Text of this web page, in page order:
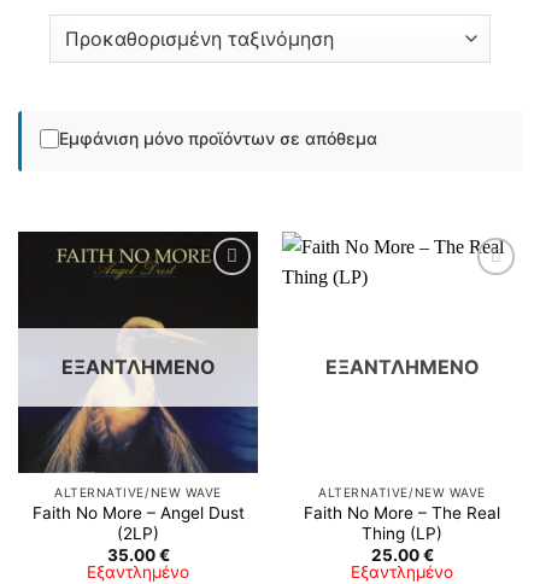
Εμφάνιση μόνο προϊόντων σε απόθεμα
ΕΞΑΝΤΛΗΜΈΝΟ
ALTERNATIVE/NEW WAVE
Faith No More ‎– Angel Dust
(2LP)
35.00€
Εξαντλημένο
ΕΞΑΝΤΛΗΜΈΝΟ
ALTERNATIVE/NEW WAVE
Faith No More ‎– The Real
Thing (LP)
25.00€
Εξαντλημένο